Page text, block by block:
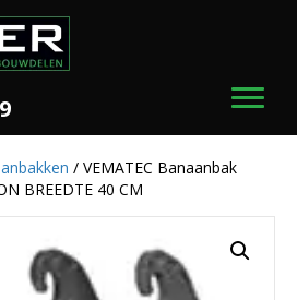
/ VEMATEC Banaanbak
BREEDTE 40 CM